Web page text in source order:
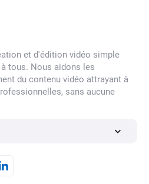
et d'édition vidéo simple
tous. Nous aidons les
du contenu vidéo attrayant à
sans aucune